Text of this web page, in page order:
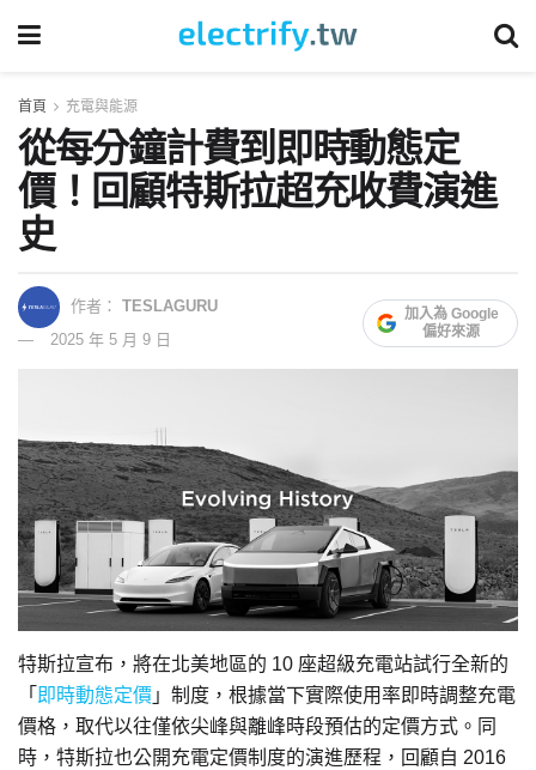
首頁 充電與能源
從每分鐘計費到即時動態定
價！回顧特斯拉超充收費演進
史
作者： TESLAGURU
2025 年 5 月 9 日
加入為 Google
偏好來源
特斯拉宣布，將在北美地區的 10 座超級充電站試行全新的
「 即時動態定價 」制度，根據當下實際使用率即時調整充電
價格，取代以往僅依尖峰與離峰時段預估的定價方式。同
時，特斯拉也公開充電定價制度的演進歷程，回顧自 2016